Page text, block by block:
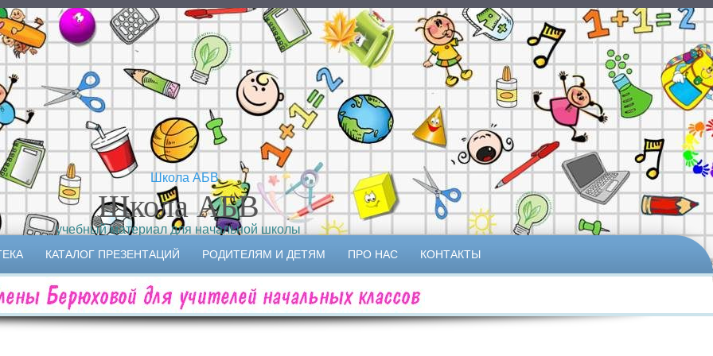
Школа АБВ
учебный материал для начальной школы
КАТАЛОГ ПРЕЗЕНТАЦИЙ РОДИТЕЛЯМ И ДЕТЯМ ПРО НАС КОНТАКТЫ